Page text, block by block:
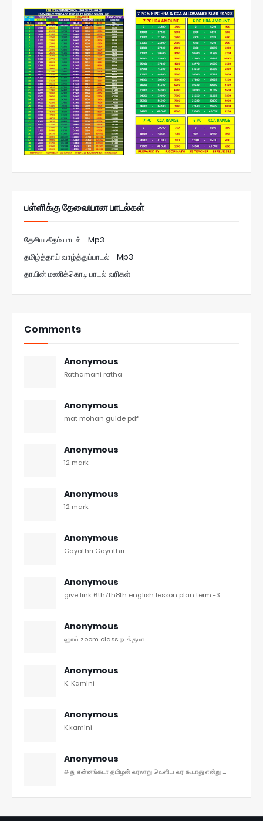
பள்ளிக்கு தேவையான பாடல்கள்
தேசிய கீதம் பாடல் - Mp3
தமிழ்த்தாய் வாழ்த்துப்பாடல் - Mp3
தாயின் மணிக்கொடி பாடல் வரிகள்
Comments
Anonymous
Rathamani ratha
Anonymous
mat mohan guide pdf
Anonymous
12 mark
Anonymous
12 mark
Anonymous
Gayathri Gayathri
Anonymous
give link 6th7th8th english lesson plan term -3
Anonymous
ஹாய் zoom class நடக்குமா
Anonymous
K. Kamini
Anonymous
K.kamini
Anonymous
அது என்னங்கடா தமிழன் வரலாறு வெளிய வர கூடாது என்று ...